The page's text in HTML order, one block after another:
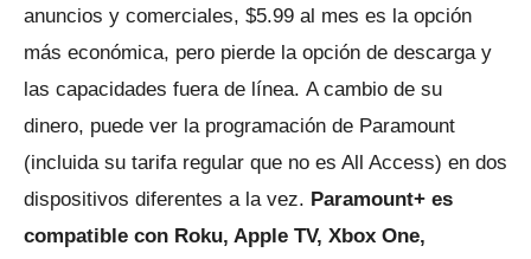
anuncios y comerciales, $5.99 al mes es la opción
más económica, pero pierde la opción de descarga y
las capacidades fuera de línea. A cambio de su
dinero, puede ver la programación de Paramount
(incluida su tarifa regular que no es All Access) en dos
dispositivos diferentes a la vez. Paramount+ es
compatible con Roku, Apple TV, Xbox One,